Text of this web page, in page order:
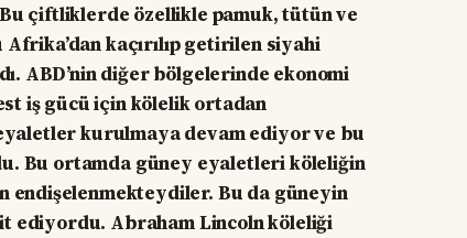
çiftliklerde özellikle pamuk, tütün ve
kaçırılıp getirilen siyahi
ABD’nin diğer bölgelerinde ekonomi
iş gücü için kölelik ortadan
eyaletler kurulmaya devam ediyor ve bu
Bu ortamda güney eyaletleri köleliğin
endişelenmekteydiler. Bu da güneyin
ediyordu. Abraham Lincoln köleliği